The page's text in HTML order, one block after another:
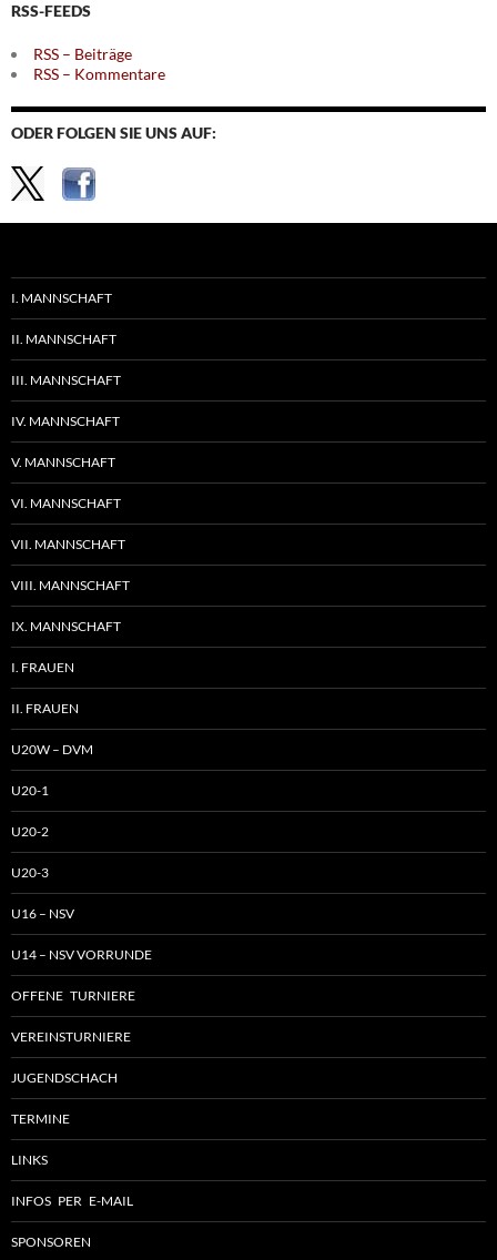
RSS-FEEDS
RSS – Beiträge
RSS – Kommentare
ODER FOLGEN SIE UNS AUF:
I. MANNSCHAFT
II. MANNSCHAFT
III. MANNSCHAFT
IV. MANNSCHAFT
V. MANNSCHAFT
VI. MANNSCHAFT
VII. MANNSCHAFT
VIII. MANNSCHAFT
IX. MANNSCHAFT
I. FRAUEN
II. FRAUEN
U20W – DVM
U20-1
U20-2
U20-3
U16 – NSV
U14 – NSV VORRUNDE
OFFENE TURNIERE
VEREINSTURNIERE
JUGENDSCHACH
TERMINE
LINKS
INFOS PER E-MAIL
SPONSOREN